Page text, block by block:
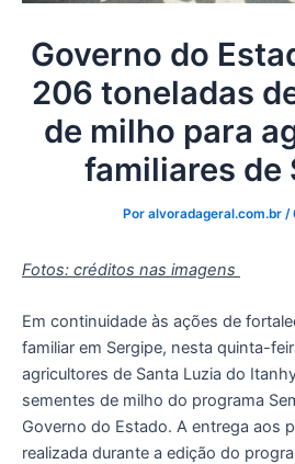
Governo do
206 toneladas
de milho para
familiares de
Por alvoradageral.com.br /
Fotos: créditos nas imagens
Em continuidade às ações de
familiar em Sergipe, nesta quinta-
agricultores de Santa Luzia do
sementes de milho do programa
Governo do Estado. A entrega aos
realizada durante a edição do